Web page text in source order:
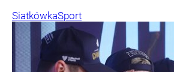
SiatkówkaSport